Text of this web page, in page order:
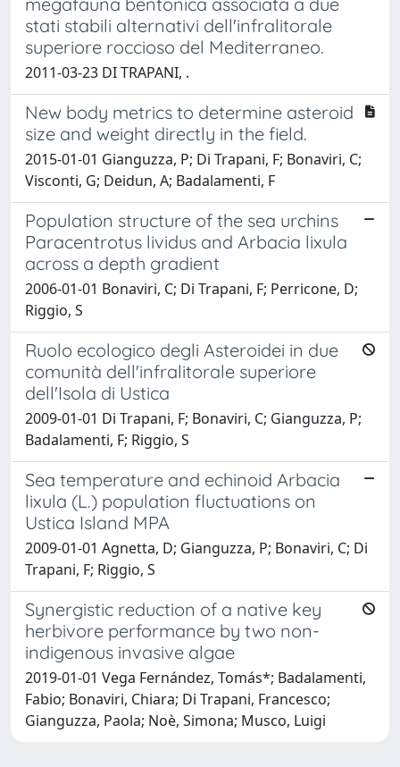
stati stabili alternativi dell'infralitorale
superiore roccioso del Mediterraneo.
2011-03-23 DI TRAPANI, .
New body metrics to determine asteroid
size and weight directly in the field.
2015-01-01 Gianguzza, P; Di Trapani, F; Bonaviri, C;
Visconti, G; Deidun, A; Badalamenti, F
Population structure of the sea urchins
Paracentrotus lividus and Arbacia lixula
across a depth gradient
2006-01-01 Bonaviri, C; Di Trapani, F; Perricone, D;
Riggio, S
Ruolo ecologico degli Asteroidei in due
comunità dell'infralitorale superiore
dell'Isola di Ustica
2009-01-01 Di Trapani, F; Bonaviri, C; Gianguzza, P;
Badalamenti, F; Riggio, S
Sea temperature and echinoid Arbacia
lixula (L.) population fluctuations on
Ustica Island MPA
2009-01-01 Agnetta, D; Gianguzza, P; Bonaviri, C; Di
Trapani, F; Riggio, S
Synergistic reduction of a native key
herbivore performance by two non-
indigenous invasive algae
2019-01-01 Vega Fernández, Tomás*; Badalamenti,
Fabio; Bonaviri, Chiara; Di Trapani, Francesco;
Gianguzza, Paola; Noè, Simona; Musco, Luigi